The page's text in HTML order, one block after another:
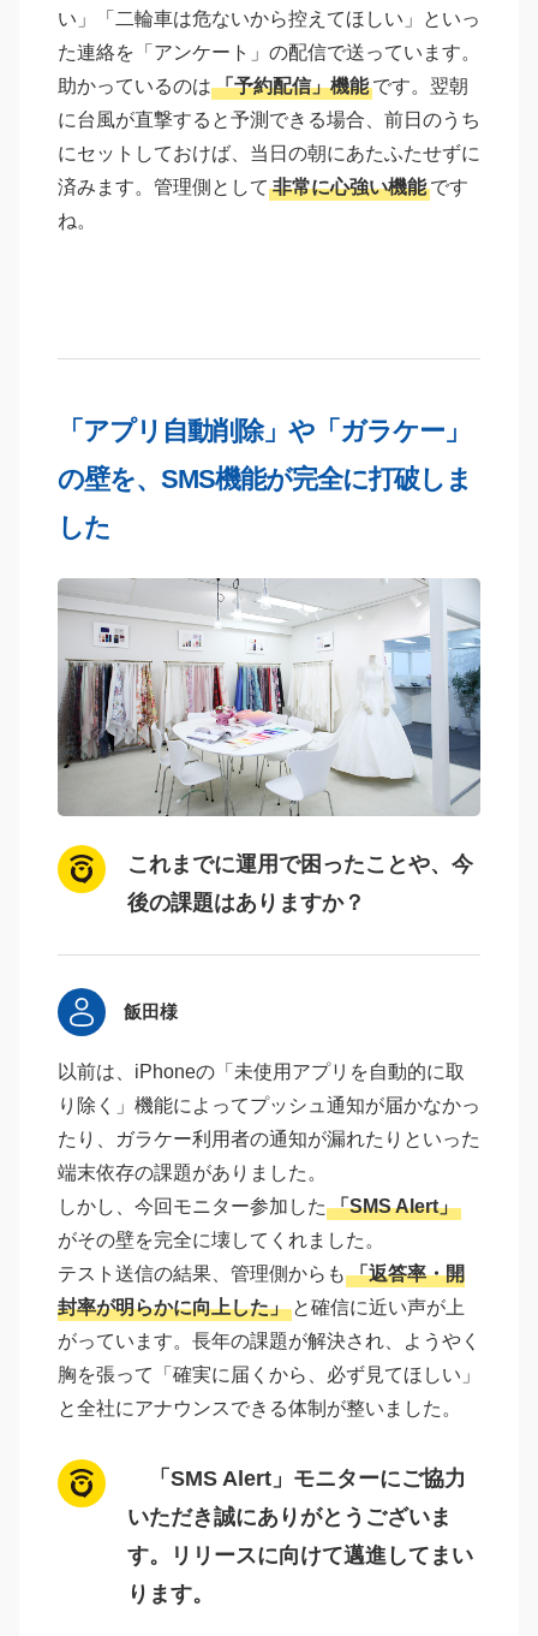
い」「二輪車は危ないから控えてほしい」といっ
た連絡を「アンケート」の配信で送っています。
助かっているのは 「予約配信」機能 です。翌朝
に台風が直撃すると予測できる場合、前日のうち
にセットしておけば、当日の朝にあたふたせずに
済みます。管理側として 非常に心強い機能 です
ね。
「アプリ自動削除」や「ガラケー」
の壁を、SMS機能が完全に打破しま
した
これまでに運用で困ったことや、今
後の課題はありますか？
飯田様
以前は、iPhoneの「未使用アプリを自動的に取
り除く」機能によってプッシュ通知が届かなかっ
たり、ガラケー利用者の通知が漏れたりといった
端末依存の課題がありました。
しかし、今回モニター参加した 「SMS Alert」
がその壁を完全に壊してくれました。
テスト送信の結果、管理側からも 「返答率・開
封率が明らかに向上した」 と確信に近い声が上
がっています。長年の課題が解決され、ようやく
胸を張って「確実に届くから、必ず見てほしい」
と全社にアナウンスできる体制が整いました。
「SMS Alert」モニターにご協力
いただき誠にありがとうございま
す。リリースに向けて邁進してまい
ります。